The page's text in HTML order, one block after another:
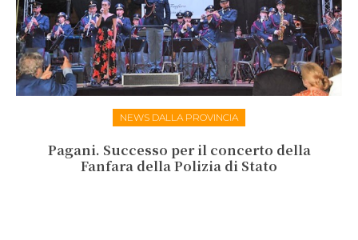
NEWS DALLA PROVINCIA
Pagani. Successo per il concerto della
Fanfara della Polizia di Stato